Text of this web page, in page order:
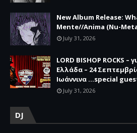
New Album Release:
Mente//Anima (Nu-
July 31, 2026
LORD BISHOP ROCKS
Ελλάδα – 24
Ιωάννινα …special
July 31, 2026
DJ